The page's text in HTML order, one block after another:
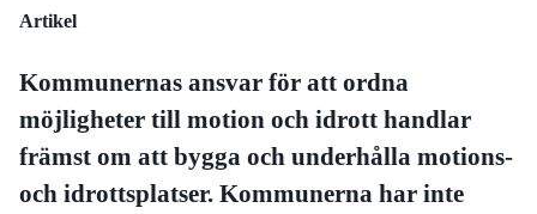
Artikel
Kommunernas ansvar för att ordna
möjligheter till motion och idrott handlar
främst om att bygga och underhålla motions-
och idrottsplatser. Kommunerna har inte